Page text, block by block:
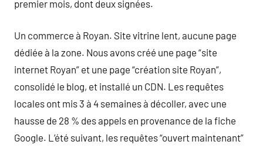
premier mois, dont deux signées.
Un commerce à Royan. Site vitrine lent, aucune page
dédiée à la zone. Nous avons créé une page “site
internet Royan” et une page “création site Royan”,
consolidé le blog, et installé un CDN. Les requêtes
locales ont mis 3 à 4 semaines à décoller, avec une
hausse de 28 % des appels en provenance de la fiche
Google. L’été suivant, les requêtes “ouvert maintenant”